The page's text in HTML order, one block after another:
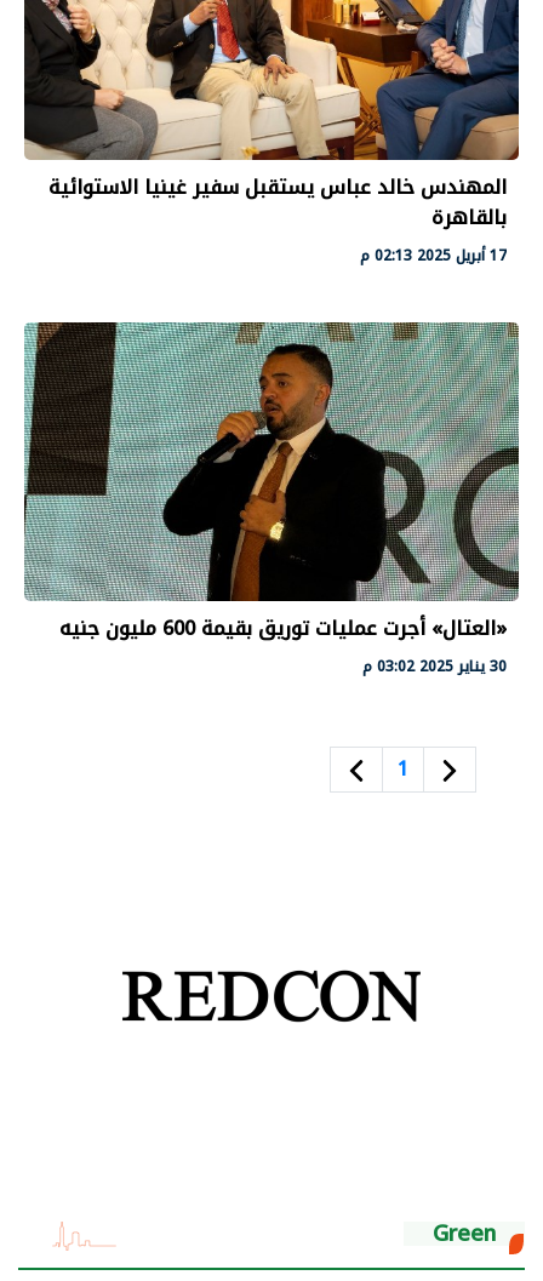
المهندس خالد عباس يستقبل سفير غينيا الاستوائية
بالقاهرة
17 أبريل 2025 02:13 م
«العتال» أجرت عمليات توريق بقيمة 600 مليون جنيه
30 يناير 2025 03:02 م
1
Green